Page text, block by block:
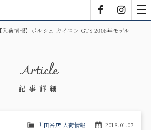
【入荷情報】ポルシェ カイエン GTS 2008年モデル
Article
記事詳細
2018.01.07
世田谷店 入荷情報